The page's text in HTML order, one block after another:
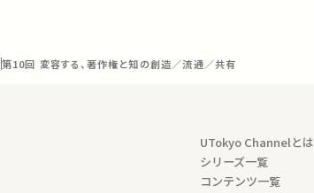
第10回 変容する、著作権と知の創造／流通／共有
UTokyo Channelとは
シリーズ一覧
コンテンツ一覧